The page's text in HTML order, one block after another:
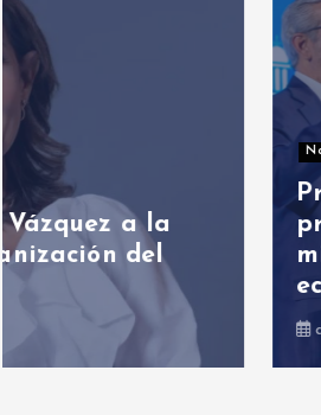
Nacionales
Presidente Abinader
primer Foro Meta RD
miras a impulsar el
económico
agosto 6, 2026